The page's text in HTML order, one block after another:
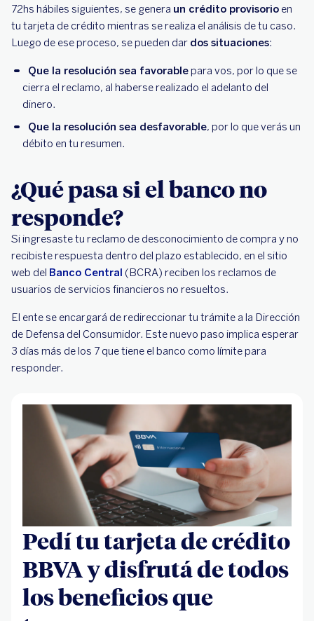
72hs hábiles siguientes, se genera un crédito provisorio en
tu tarjeta de crédito mientras se realiza el análisis de tu caso.
Luego de ese proceso, se pueden dar dos situaciones:
Que la resolución sea favorablepara vos, por lo que se
cierra el reclamo, al haberse realizado el adelanto del
dinero.
Que la resolución sea desfavorable, por lo que verás un
débito en tu resumen.
¿Qué pasa si el banco no
responde?
Si ingresaste tu reclamo de desconocimiento de compra y no
recibiste respuesta dentro del plazo establecido, en el sitio
web del Banco Central (BCRA) reciben los reclamos de
usuarios de servicios financieros no resueltos.
El ente se encargará de redireccionar tu trámite a la Dirección
de Defensa del Consumidor. Este nuevo paso implica esperar
3 días más de los 7 que tiene el banco como límite para
responder.
Pedí tu tarjeta de crédito
BBVA y disfrutá de todos
los beneficios que